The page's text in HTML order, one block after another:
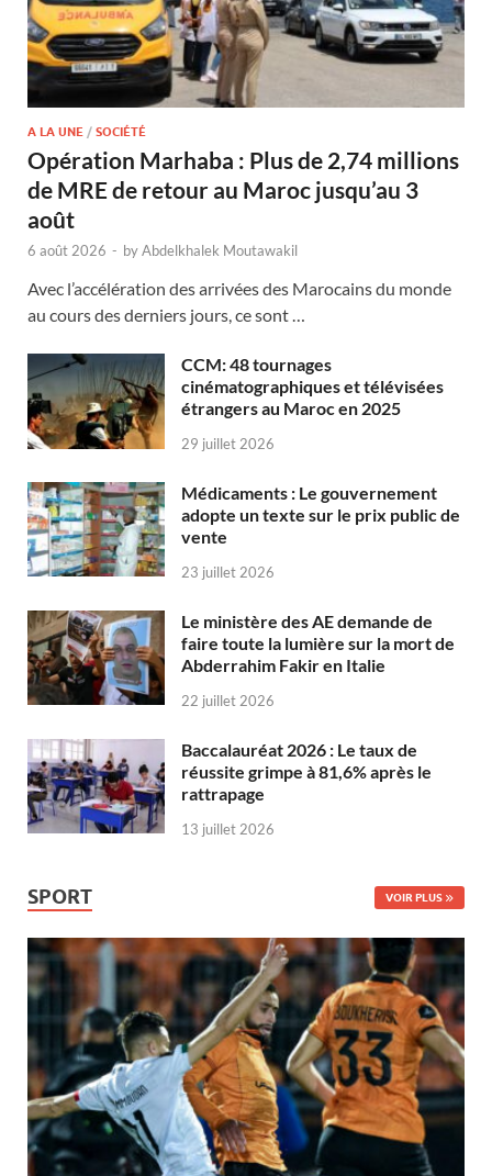
A LA UNE / SOCIÉTÉ
Opération Marhaba : Plus de 2,74 millions
de MRE de retour au Maroc jusqu’au 3
août
6 août 2026 - byAbdelkhalek Moutawakil
Avec l’accélération des arrivées des Marocains du monde
au cours des derniers jours, ce sont …
CCM: 48 tournages
cinématographiques et télévisées
étrangers au Maroc en 2025
29 juillet 2026
Médicaments : Le gouvernement
adopte un texte sur le prix public de
vente
23 juillet 2026
Le ministère des AE demande de
faire toute la lumière sur la mort de
Abderrahim Fakir en Italie
22 juillet 2026
Baccalauréat 2026 : Le taux de
réussite grimpe à 81,6% après le
rattrapage
13 juillet 2026
SPORT VOIR PLUS